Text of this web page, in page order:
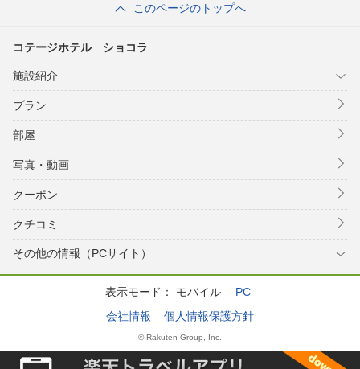
このページのトップへ
コテージホテル ショコラ
施設紹介
プラン
部屋
写真・動画
クーポン
クチコミ
その他の情報（PCサイト）
表示モード： モバイル
PC
会社情報
個人情報保護方針
© Rakuten Group, Inc.